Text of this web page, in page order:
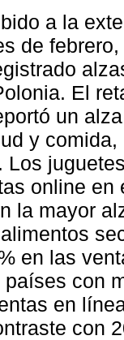
a la
de
El
un
y
Los
online
la mayor
en las
con
en
con